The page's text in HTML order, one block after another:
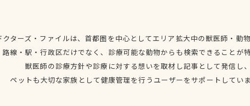
クターズ・ファイルは、首都圏を中心としてエリア拡大中の獣医師・動
路線・駅・行政区だけでなく、診療可能な動物からも検索できることが
獣医師の診療方針や診療に対する想いを取材し記事として発信し
ペットも大切な家族として健康管理を行うユーザーをサポートしてい